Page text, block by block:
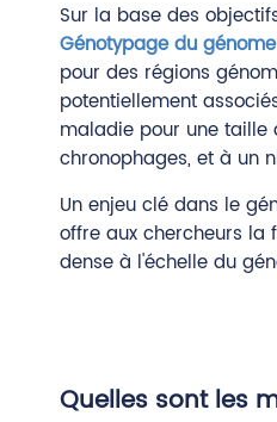
Sur la base des
Génotypage du
pour des régions
potentiellement
maladie pour une taille
chronophages, et à un
Un enjeu clé dans le
offre aux chercheurs
dense à l'échelle du
Quelles sont les